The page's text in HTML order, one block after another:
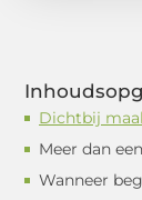
Dichtbij
Meer dan
Wanneer